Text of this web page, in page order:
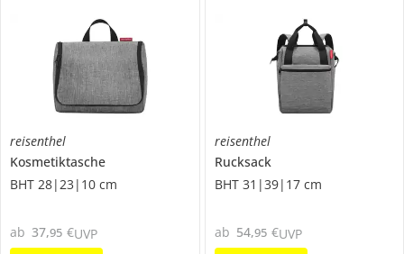
reisenthel
Kosmetiktasche
BHT 28|23|10 cm
ab 37,95 €UVP
reisenthel
Rucksack
BHT 31|39|17 cm
ab 54,95 €UVP